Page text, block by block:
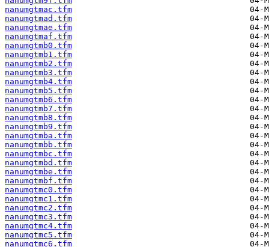
nanumgtmac.tfm
nanumgtmad.tfm
nanumgtmae.tfm
nanumgtmaf.tfm
nanumgtmb0.tfm
nanumgtmb1.tfm
nanumgtmb2.tfm
nanumgtmb3.tfm
nanumgtmb4.tfm
nanumgtmb5.tfm
nanumgtmb6.tfm
nanumgtmb7.tfm
nanumgtmb8.tfm
nanumgtmb9.tfm
nanumgtmba.tfm
nanumgtmbb.tfm
nanumgtmbc.tfm
nanumgtmbd.tfm
nanumgtmbe.tfm
nanumgtmbf.tfm
nanumgtmc0.tfm
nanumgtmc1.tfm
nanumgtmc2.tfm
nanumgtmc3.tfm
nanumgtmc4.tfm
nanumgtmc5.tfm
nanumgtmc6.tfm